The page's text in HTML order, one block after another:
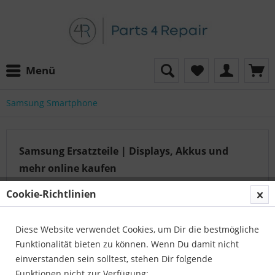
Menü
Samsung Smartphone
Samsung Ersatzteile | Displays, Akkus und
mehr online kaufen
Unser Serviceteam hilft Ihnen gerne weiter:
Parts4Repair - Kundenservice
Telefon:04422 996 814 01
Cookie-Richtlinien
Diese Website verwendet Cookies, um Dir die bestmögliche
Funktionalität bieten zu können. Wenn Du damit nicht
einverstanden sein solltest, stehen Dir folgende